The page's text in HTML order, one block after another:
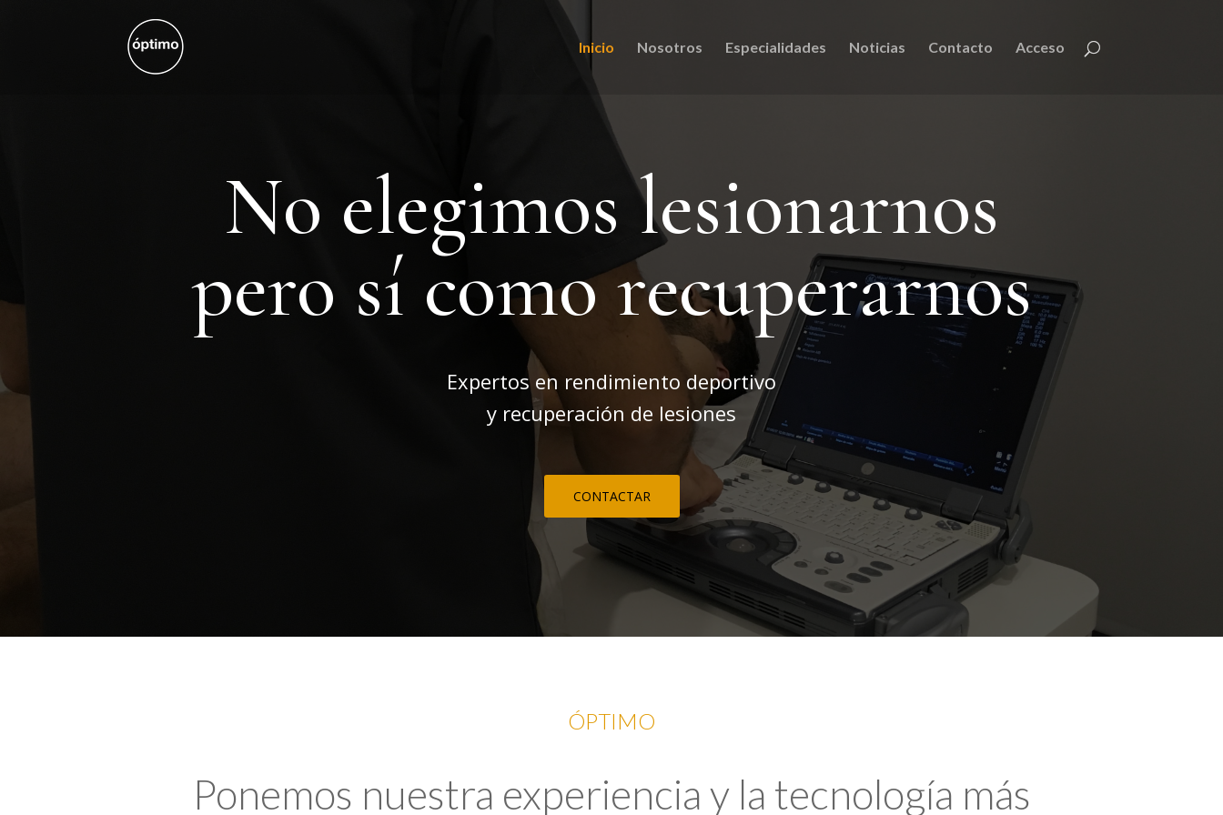
Inicio Nosotros Especialidades Noticias Contacto Acceso
No elegimos lesionarnos
pero sí como recuperarnos
Expertos en rendimiento deportivo
y recuperación de lesiones
CONTACTAR
ÓPTIMO
Ponemos nuestra experiencia y la tecnología más